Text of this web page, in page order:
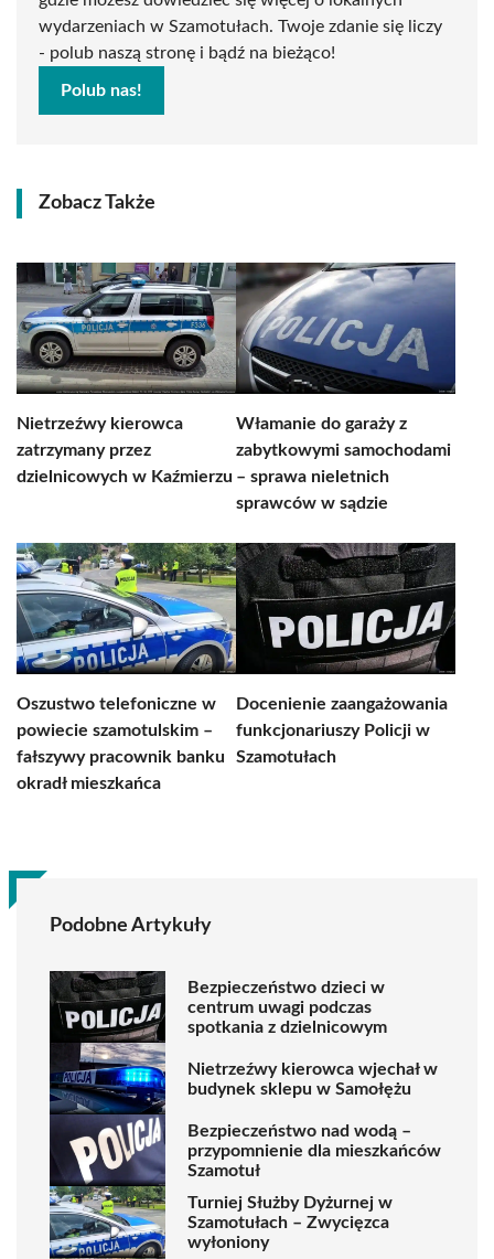
wydarzeniach w Szamotułach. Twoje zdanie się liczy
- polub naszą stronę i bądź na bieżąco!
Polub nas!
Zobacz Także
Nietrzeźwy kierowca
zatrzymany przez
dzielnicowych w Kaźmierzu
Włamanie do garaży z
zabytkowymi samochodami
– sprawa nieletnich
sprawców w sądzie
Oszustwo telefoniczne w
powiecie szamotulskim –
fałszywy pracownik banku
okradł mieszkańca
Docenienie zaangażowania
funkcjonariuszy Policji w
Szamotułach
Podobne Artykuły
Bezpieczeństwo dzieci w
centrum uwagi podczas
spotkania z dzielnicowym
Nietrzeźwy kierowca wjechał w
budynek sklepu w Samołężu
Bezpieczeństwo nad wodą –
przypomnienie dla mieszkańców
Szamotuł
Turniej Służby Dyżurnej w
Szamotułach – Zwycięzca
wyłoniony